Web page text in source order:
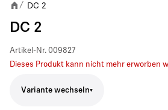
/ DC 2
DC 2
Artikel-Nr. 009827
Dieses Produkt kann nicht mehr erworben
Variante wechseln